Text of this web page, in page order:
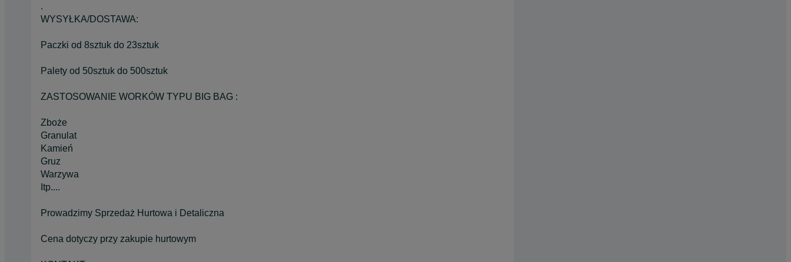
.
WYSYŁKA/DOSTAWA:
Paczki od 8sztuk do 23sztuk
Palety od 50sztuk do 500sztuk
ZASTOSOWANIE WORKÓW TYPU BIG BAG :
Zboże
Granulat
Kamień
Gruz
Warzywa
Itp....
Prowadzimy Sprzedaż Hurtowa i Detaliczna
Cena dotyczy przy zakupie hurtowym